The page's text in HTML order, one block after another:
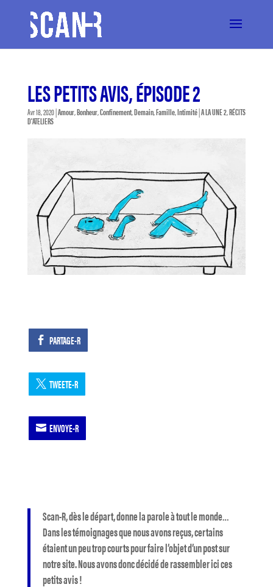
LES PETITS AVIS, ÉPISODE 2
Avr 18, 2020|Amour,Bonheur,Confinement,Demain,Famille,Intimité|A LA UNE 2,RÉCITS
D'ATELIERS
PARTAGE-R
TWEETE-R
ENVOYE-R
Scan-R, dès le départ, donne la parole à tout le monde…
Dans les témoignages que nous avons reçus, certains
étaient un peu trop courts pour faire l’objet d’un post sur
notre site. Nous avons donc décidé de rassembler ici ces
petits avis !